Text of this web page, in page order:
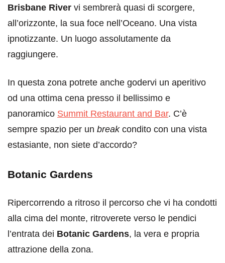
Brisbane River vi sembrerà quasi di scorgere,
all’orizzonte, la sua foce nell’Oceano. Una vista
ipnotizzante. Un luogo assolutamente da
raggiungere.
In questa zona potrete anche godervi un aperitivo
od una ottima cena presso il bellissimo e
panoramico Summit Restaurant and Bar. C’è
sempre spazio per un breakcondito con una vista
estasiante, non siete d’accordo?
Botanic Gardens
Ripercorrendo a ritroso il percorso che vi ha condotti
alla cima del monte, ritroverete verso le pendici
l’entrata dei Botanic Gardens, la vera e propria
attrazione della zona.